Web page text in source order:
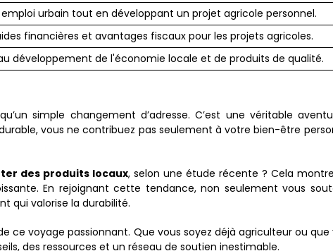
urbain tout en développant un projet agricole personnel.
financières et avantages fiscaux pour les projets agricoles.
développement de l'économie locale et de produits de qualité.
simple changement d’adresse. C’est une véritable
vous ne contribuez pas seulement à votre bien-être
des produits locaux, selon une étude récente ? Cela
En rejoignant cette tendance, non seulement vous
qui valorise la durabilité.
voyage passionnant. Que vous soyez déjà agriculteur ou
des ressources et un réseau de soutien inestimable.